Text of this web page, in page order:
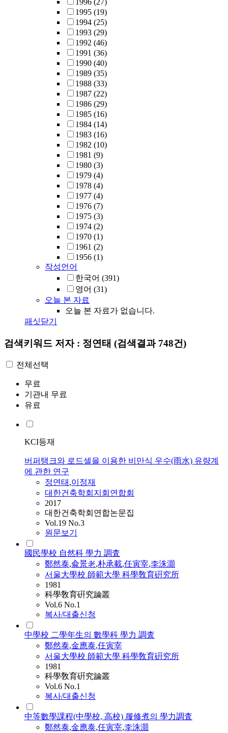
1996 (27)
1995 (19)
1994 (25)
1993 (29)
1992 (46)
1991 (36)
1990 (40)
1989 (35)
1988 (33)
1987 (22)
1986 (29)
1985 (16)
1984 (14)
1983 (16)
1982 (10)
1981 (9)
1980 (3)
1979 (4)
1978 (4)
1977 (4)
1976 (7)
1975 (3)
1974 (2)
1970 (1)
1961 (2)
1956 (1)
작성언어
한국어 (391)
영어 (31)
오늘 본 자료
오늘 본 자료가 없습니다.
패싯닫기
검색키워드 저자 : 정연태 (검색결과 748건)
전체선택
무료
기관내 무료
유료
KCI등재
버퍼탱크와 로드셀을 이용한 비만식 우수(雨水) 유량계
에 관한 연구
정연태 ,이정재
대한건축학회지회연합회
2017
대한건축학회연합논문집
Vol.19 No.3
원문보기
國民學校 自然科 學力 調査
鄭然泰,兪景老,朴承載,任寅宰,李洙灝
서울大學校 師範大學 科學敎育硏究所
1981
科學敎育硏究論叢
Vol.6 No.1
복사/대출신청
中學校 二學年生의 數學科 學力 調査
鄭然泰,金應泰,任寅宰
서울大學校 師範大學 科學敎育硏究所
1981
科學敎育硏究論叢
Vol.6 No.1
복사/대출신청
中等數學課程(中學校, 高校) 履修煮의 學力調査
鄭然泰,金應泰,任寅宰,李洙灝